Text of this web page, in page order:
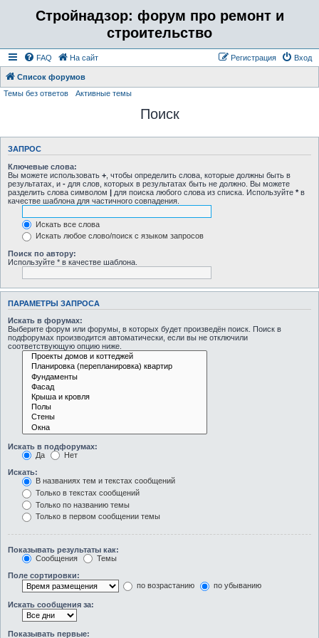
Стройнадзор: форум про ремонт и
строительство
FAQ На сайт Вход
Регистрация
Список форумов
Темы без ответов
Активные темы
Поиск
ЗАПРОС
Ключевые слова:
Вы можете использовать + , чтобы определить слова, которые должны быть в
результатах, и - для слов, которых в результатах быть не должно. Вы можете
разделить слова символом | для поиска любого слова из списка. Используйте * в
качестве шаблона для частичного совпадения.
Искать все слова
Искать любое слово/поиск с языком запросов
Поиск по автору:
Используйте * в качестве шаблона.
ПАРАМЕТРЫ ЗАПРОСА
Искать в форумах:
Выберите форум или форумы, в которых будет произведён поиск. Поиск в
подфорумах производится автоматически, если вы не отключили
соответствующую опцию ниже.
Искать в подфорумах:
Да
Нет
Искать:
В названиях тем и текстах сообщений
Только в текстах сообщений
Только по названию темы
Только в первом сообщении темы
Показывать результаты как:
Сообщения
Темы
Поле сортировки:
по возрастанию
по убыванию
Искать сообщения за:
Показывать первые: